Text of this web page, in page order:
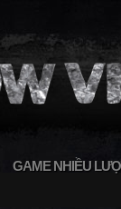
GAME NHIỀU